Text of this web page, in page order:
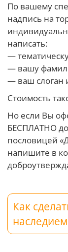
По вашему
надпись на
написать:
—
— вашу
— ваш слоган
Стоимость
Но если Вы
БЕСПЛАТНО
пословицей
напишите в
Как
наследием